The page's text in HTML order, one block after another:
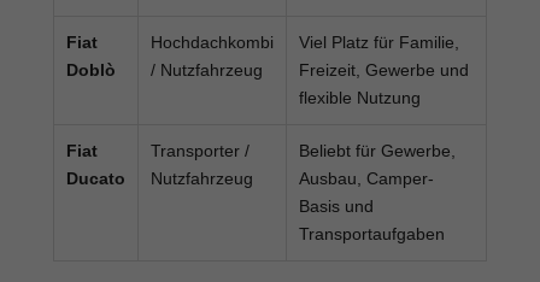
Fiat
Doblò
Hochdachkombi
/ Nutzfahrzeug
Viel Platz für Familie,
Freizeit, Gewerbe und
flexible Nutzung
Fiat
Ducato
Transporter /
Nutzfahrzeug
Beliebt für Gewerbe,
Ausbau, Camper-
Basis und
Transportaufgaben